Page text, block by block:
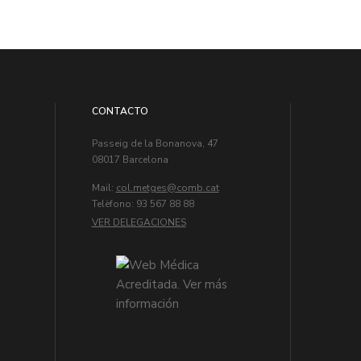
CONTACTO
Passeig de la Bonanova, 47
08017 Barcelona
Mail: col.metges
Telèfono: 93 567 88 88
VER DELEGACIONES